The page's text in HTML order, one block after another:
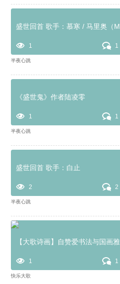
盛世回首 歌手：慕寒 / 马里奥（
1 1
半夜心跳
《盛世鬼》作者陆凌零
1 1
半夜心跳
盛世回首 歌手：白止
2 2
半夜心跳
【大歌诗画】自赞爱书法与国画
1 1
快乐大歌